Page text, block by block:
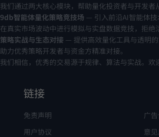
我们通过两大核心模块，帮助量化投资者与开
9db智能体量化策略竞技场 — 引入前沿AI智能体技
在真实市场波动中进行模拟与实盘数据竞技，拒绝
策略实战与生态对接 — 提供高效量化工具与透明
助力优秀策略开发者与资金方精准对接。
我们相信，优秀的交易源于规律、算法与实战。欢
链接
免责声明
用户协议
广
意